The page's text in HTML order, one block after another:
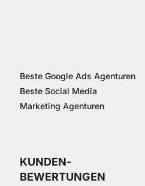
Beste Google Ads Agenturen
Beste Social Media
Marketing Agenturen
KUNDEN­
BEWERTUNGEN